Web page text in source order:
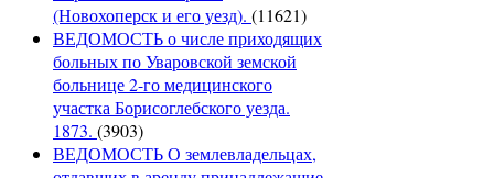
(Новохоперск и его уезд). (11621)
ВЕДОМОСТЬ о числе приходящих
больных по Уваровской земской
больнице 2-го медицинского
участка Борисоглебского уезда.
1873. (3903)
ВЕДОМОСТЬ О землевладельцах,